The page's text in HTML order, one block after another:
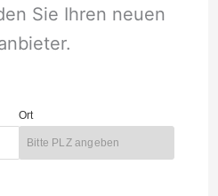
Sie Ihren neuen